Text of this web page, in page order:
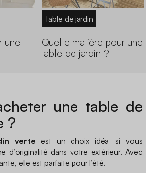
une
Table de jardin
Quelle matière pour une
table de jardin ?
une table de
?
verte est un choix idéal si vous
d’originalité dans votre extérieur. Avec
elle est parfaite pour l’été.